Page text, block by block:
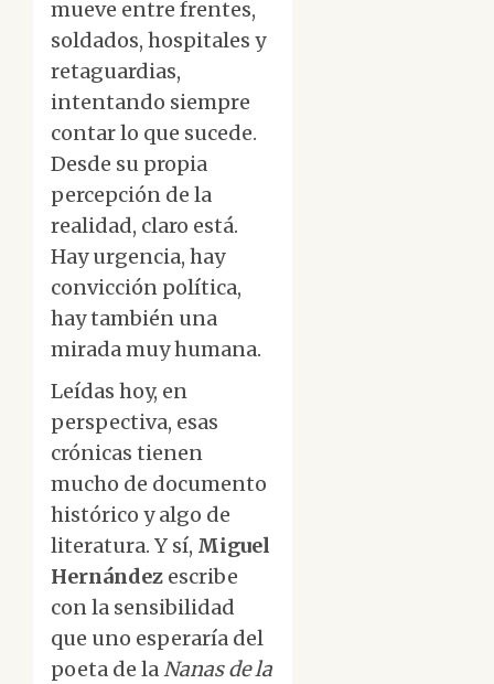
mueve entre frentes,
soldados, hospitales y
retaguardias,
intentando siempre
contar lo que sucede.
Desde su propia
percepción de la
realidad, claro está.
Hay urgencia, hay
convicción política,
hay también una
mirada muy humana.
Leídas hoy, en
perspectiva, esas
crónicas tienen
mucho de documento
histórico y algo de
literatura. Y sí, Miguel
Hernández escribe
con la sensibilidad
que uno esperaría del
poeta de laNanas de la